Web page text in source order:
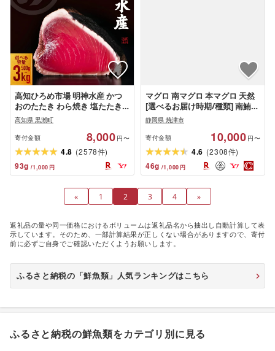
高知ひろめ市場 明神水産 かつ
おのたたき わら焼き 塩たたき
選べる内容量 約500g 〜 3kg 定
期便 鰹 カツオ 鰹たたき 鰹のた
たき かつおたたき 藁焼きかつ
お かつおの藁焼き かつお藁焼
き 藁焼き 刺身 カツオタタキ ふ
るさと納税かつお 海鮮 高知県
黒潮町
高知県 黒潮町
寄付金額 8,000 円〜
4.8 (2578件)
93g /1,000 円
マグロ 南マグロ 本マグロ 天然
[選べるお届け時期/種類] 南鮪
本鮪 まぐろ 鮪 赤身 中トロ 訳あ
り 正規品 刺身 切り落とし 柵
700g 1.4kg 2.1kg 食べ比べ
540g 720g 1080g 天身 500g 1kg
魚 冷凍 贅沢 高評価
静岡県 焼津市
寄付金額 10,000 円〜
4.6 (2308件)
46g /1,000 円
« 1 2 3 4 »
返礼品の量や同一価格におけるボリュームは返礼品名から抽出し自動計算して表
示しています。そのため、一部計算結果が正しくない場合がありますので、寄付
前に必ずご自身でご確認いただくようお願いします。
ふるさと納税の「鮮魚類」人気ランキングはこちら
ふるさと納税の鮮魚類をカテゴリ別に見る